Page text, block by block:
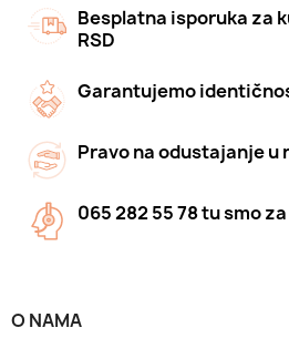
Besplatna isporuka za
RSD
Garantujemo
Pravo na odustajanje u
065 282 55 78 tu smo
O NAMA